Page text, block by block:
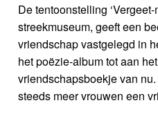
De tentoonstelling ‘Vergeet-
streekmuseum, geeft een
vriendschap vastgelegd in
het poëzie-album tot aan
vriendschapsboekje van
steeds meer vrouwen een